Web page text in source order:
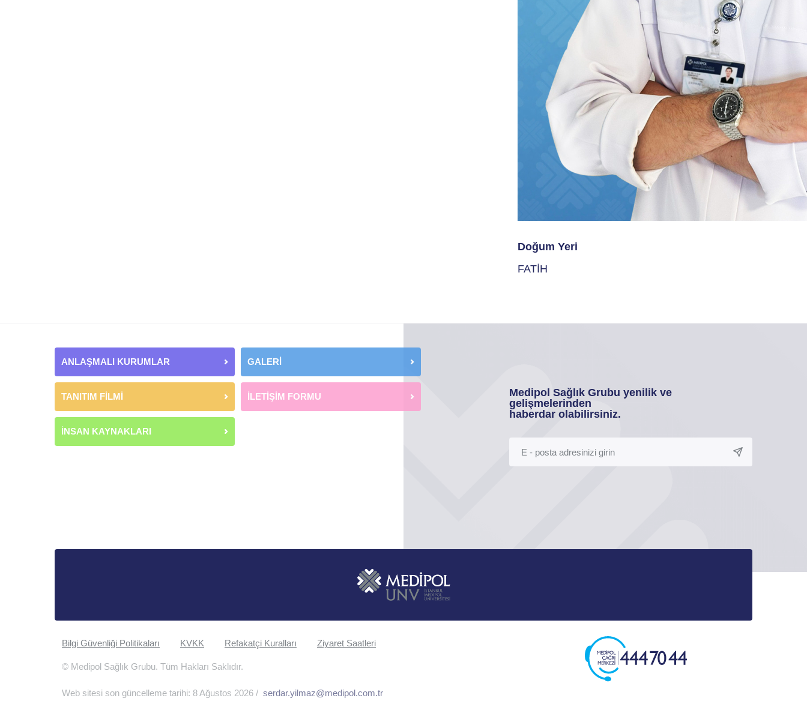
Doğum Yeri
FATİH
ANLAŞMALI KURUMLAR GALERİ
TANITIM FİLMİ İLETİŞİM FORMU
İNSAN KAYNAKLARI
Medipol Sağlık Grubu yenilik ve
gelişmelerinden
haberdar olabilirsiniz.
Bilgi Güvenliği Politikaları KVKK Refakatçi Kuralları Ziyaret Saatleri
© Medipol Sağlık Grubu. Tüm Hakları Saklıdır.
Web sitesi son güncelleme tarihi: 8 Ağustos 2026 / serdar.yilmaz@medipol.com.tr